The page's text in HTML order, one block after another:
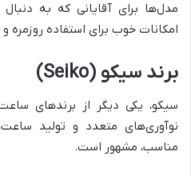
مدل‌ها برای آقایانی که به
امکانات خوب برای استفاده
برند سیکو (Seiko)
سیکو، یکی دیگر از برندهای
نوآوری‌های متعدد و تولید
مناسب، مشهور است.